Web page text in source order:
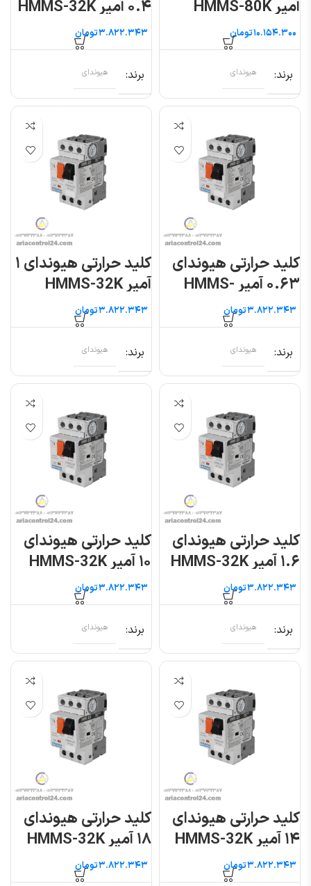
آمپر HMMS-80K
تومان
برند هیوندای
۰.۴ آمپر HMMS-32K
تومان
برند هیوندای
کلید حرارتی هیوندای
۰.۶۳ آمپر HMMS-
32K
تومان
برند هیوندای
کلید حرارتی هیوندای ۱
آمپر HMMS-32K
تومان
برند هیوندای
کلید حرارتی هیوندای
۱.۶ آمپر HMMS-32K
تومان
برند هیوندای
کلید حرارتی هیوندای
۱۰ آمپر HMMS-32K
تومان
برند هیوندای
کلید حرارتی هیوندای
۱۴ آمپر HMMS-32K
تومان
کلید حرارتی هیوندای
۱۸ آمپر HMMS-32K
تومان